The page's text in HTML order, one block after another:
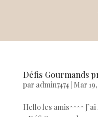
Défis Gourmands
par admin7474| Mar
Hello les amis^^^^